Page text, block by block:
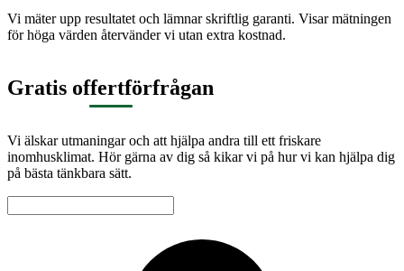
Vi mäter upp resultatet och lämnar skriftlig garanti. Visar mätningen
för höga värden återvänder vi utan extra kostnad.
Gratis offertförfrågan
Vi älskar utmaningar och att hjälpa andra till ett friskare
inomhusklimat. Hör gärna av dig så kikar vi på hur vi kan hjälpa dig
på bästa tänkbara sätt.